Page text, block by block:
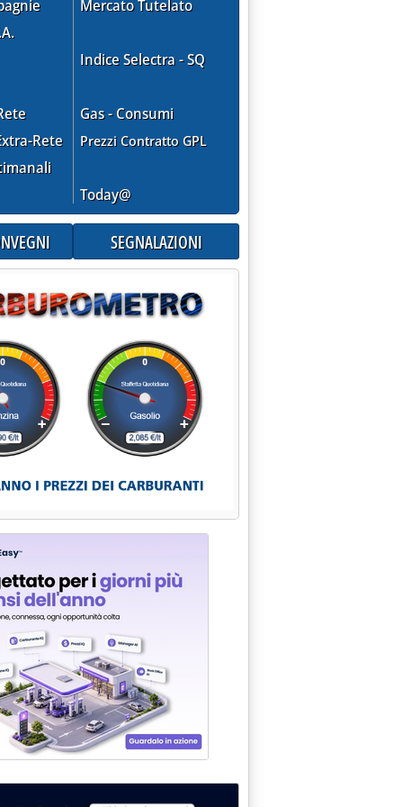
Rete
Mercato Tutelato
Indice Selectra - SQ
Gas - Consumi
Prezzi Contratto GPL
Today@
SEGNALAZIONI